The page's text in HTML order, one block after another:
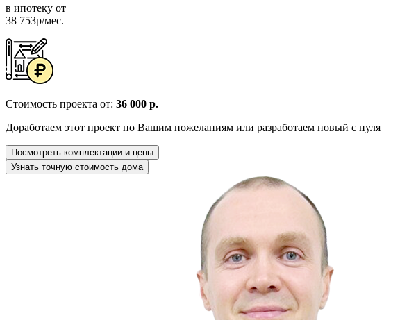
в ипотеку от
38 753р/мес.
Стоимость проекта от: 36 000 р.
Доработаем этот проект по Вашим пожеланиям или разработаем новый с нуля
Посмотреть комплектации и цены
Узнать точную стоимость дома